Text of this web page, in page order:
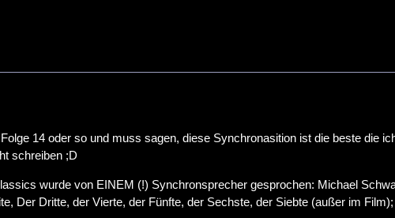
14 oder so und muss sagen, diese Synchronasition ist die beste die
schreiben ;D
wurde von EINEM (!) Synchronsprecher gesprochen: Michael
Der Dritte, der Vierte, der Fünfte, der Sechste, der Siebte (außer im